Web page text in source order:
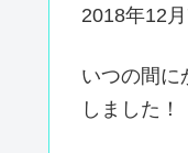
2018年12
いつの間に
しました！